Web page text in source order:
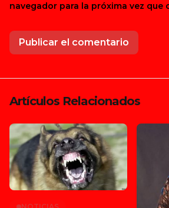
navegador para la próxima vez que
Artículos Relacionados